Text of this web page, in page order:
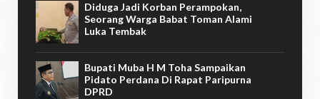
Diduga Jadi Korban Perampokan,
Seorang Warga Babat Toman Alami
Luka Tembak
Bupati Muba H M Toha Sampaikan
Pidato Perdana Di Rapat Paripurna
DPRD